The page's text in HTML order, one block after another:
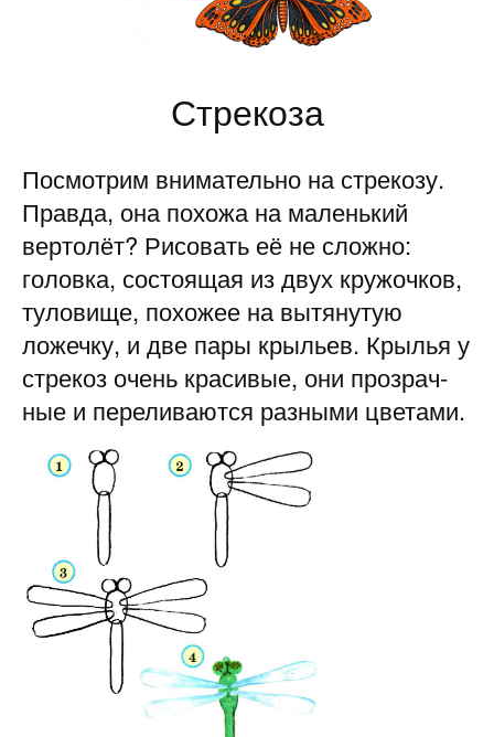
Стрекоза
Посмотрим внимательно на стрекозу.
Правда, она похожа на маленький
вертолёт? Рисовать её не сложно:
головка, состоящая из двух кружочков,
туловище, похожее на вытянутую
ложечку, и две пары крыльев. Крылья у
стрекоз очень красивые, они прозрач­
ные и переливаются разными цветами.